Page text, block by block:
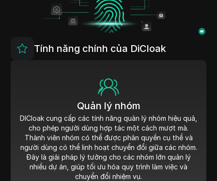
Tính năng chính của DiCloak
Quản lý nhóm
DICloak cung cấp các tính năng quản lý nhóm hiệu quả,
cho phép người dùng hợp tác một cách mượt mà.
Thành viên nhóm có thể được phân quyền cụ thể và
người dùng có thể linh hoạt chuyển đổi giữa các nhóm.
Đây là giải pháp lý tưởng cho các nhóm lớn quản lý
nhiều dự án, giúp tối ưu hóa quy trình làm việc và
chuyển đổi nhiệm vụ.